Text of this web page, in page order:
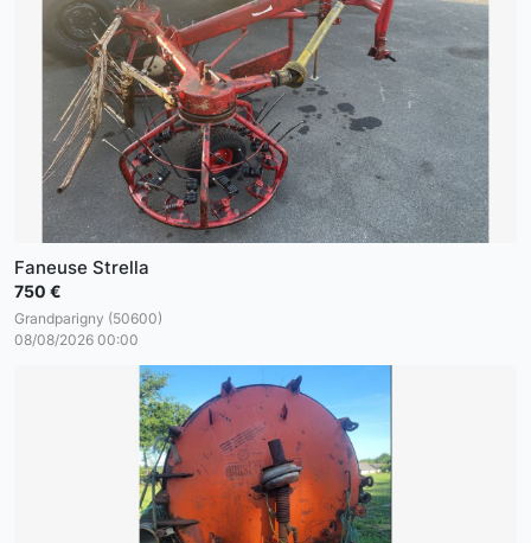
Faneuse Strella
750 €
Grandparigny (50600)
08/08/2026 00:00